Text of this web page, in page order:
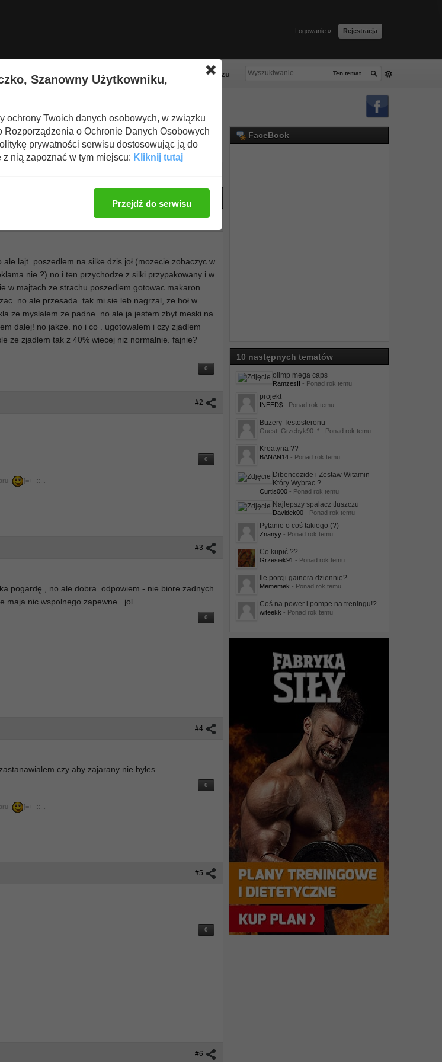
Logowanie » Rejestracja
Ten temat
Spalacze tłuszczu
Wyświetl nową zawartość
#1
lajt. poszedlem na silke dzis joł (mozecie zobaczyc w
nie ?) no i ten przychodze z silki przypakowany i w
w majtach ze strachu poszedlem gotowac makaron.
no ale przesada. tak mi sie leb nagrzal, ze hoł w
ze myslalem ze padne. no ale ja jestem zbyt meski na
dalej! no jakze. no i co . ugotowalem i czy zjadlem
ze zjadlem tak z 40% wiecej niz normalnie. fajnie?
0
#2
0
]=+-:::...
#3
pogardę , no ale dobra. odpowiem - nie biore zadnych
maja nic wspolnego zapewne . jol.
0
#4
czy aby zajarany nie byles
0
]=+-:::...
#5
0
#6
FaceBook
10 następnych tematów
olimp mega caps
RamzesII - Ponad rok temu
projekt
INEED$- Ponad rok temu
Buzery Testosteronu
Guest_Grzebyk90_* - Ponad rok temu
Kreatyna ??
BANAN14- Ponad rok temu
Dibencozide i Zestaw Witamin
Który Wybrac ?
Curtis000- Ponad rok temu
Najlepszy spalacz tluszczu
Davidek00- Ponad rok temu
Pytanie o coś takiego (?)
Znanyy- Ponad rok temu
Co kupić ??
Grzesiek91 - Ponad rok temu
Ile porcji gainera dziennie?
Mememek - Ponad rok temu
Coś na power i pompe na treningu!?
witeekk - Ponad rok temu
Szanowny Użytkowniku,
ochrony Twoich danych osobowych, w związku
Rozporządzenia o Ochronie Danych Osobowych
prywatności serwisu dostosowując ją do
nią zapoznać w tym miejscu: Kliknij tutaj
Przejdź do serwisu